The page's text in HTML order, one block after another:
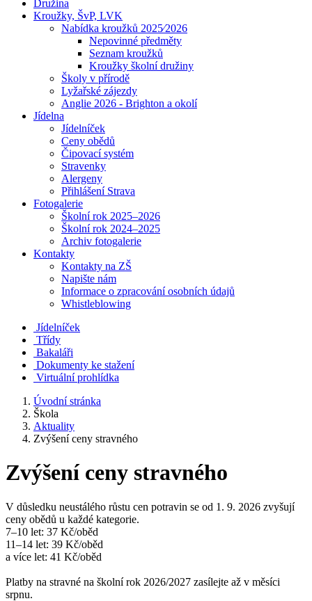
Družina
Kroužky, ŠvP, LVK
Nabídka kroužků 2025⁄2026
Nepovinné předměty
Seznam kroužků
Kroužky školní družiny
Školy v přírodě
Lyžařské zájezdy
Anglie 2026 - Brighton a okolí
Jídelna
Jídelníček
Ceny obědů
Čipovací systém
Stravenky
Alergeny
Přihlášení Strava
Fotogalerie
Školní rok 2025–2026
Školní rok 2024–2025
Archiv fotogalerie
Kontakty
Kontakty na ZŠ
Napište nám
Informace o zpracování osobních údajů
Whistleblowing
Jídelníček
Třídy
Bakaláři
Dokumenty ke stažení
Virtuální prohlídka
Úvodní stránka
Škola
Aktuality
Zvýšení ceny stravného
Zvýšení ceny stravného
V důsledku neustálého růstu cen potravin se od 1. 9. 2026 zvyšují
ceny obědů u každé kategorie.
7–10 let: 37 Kč/oběd
11–14 let: 39 Kč/oběd
a více let: 41 Kč/oběd
Platby na stravné na školní rok 2026/2027 zasílejte až v měsíci
srpnu.